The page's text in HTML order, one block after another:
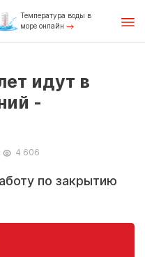
Температура воды в
море онлайн
идут в
-
4 606
по закрытию